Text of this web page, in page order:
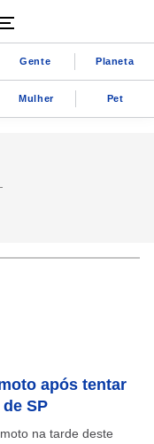
Gente Planeta
Mulher Pet
após tentar
SP
na tarde deste